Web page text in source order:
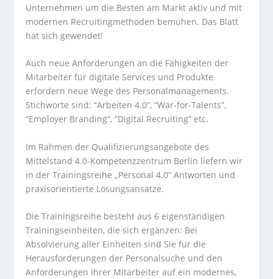
Unternehmen um die Besten am Markt aktiv und mit
modernen Recruitingmethoden bemühen. Das Blatt
hat sich gewendet!
Auch neue Anforderungen an die Fähigkeiten der
Mitarbeiter für digitale Services und Produkte
erfordern neue Wege des Personalmanagements.
Stichworte sind: “Arbeiten 4.0”, “War-for-Talents”,
“Employer Branding”, “Digital Recruiting” etc.
Im Rahmen der Qualifizierungsangebote des
Mittelstand 4.0-Kompetenzzentrum Berlin liefern wir
in der Trainingsreihe „Personal 4.0“ Antworten und
praxisorientierte Lösungsansätze.
Die Trainingsreihe besteht aus 6 eigenständigen
Trainingseinheiten, die sich ergänzen: Bei
Absolvierung aller Einheiten sind Sie für die
Herausforderungen der Personalsuche und den
Anforderungen Ihrer Mitarbeiter auf ein modernes,